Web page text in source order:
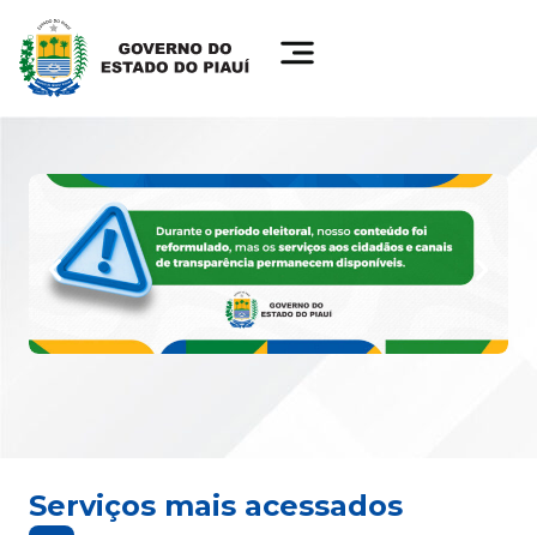
Serviços mais acessados